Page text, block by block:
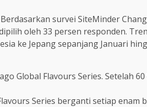
survei SiteMinder
oleh 33 persen responden.
ke Jepang sepanjang Januari
Global Flavours Series. Setelah 60
Series berganti setiap enam